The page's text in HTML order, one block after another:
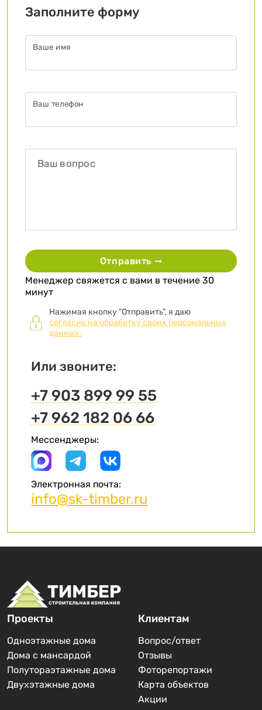
Заполните форму
Ваше имя
Ваш телефон
Отправить ➞
Менеджер свяжется с вами в течение 30
минут
Нажимая кнопку "Отправить", я даю
согласие на обработку своих персональных
данных.
Или звоните:
+7 903 899 99 55
+7 962 182 06 66
Мессенджеры:
Электронная почта:
info@sk-timber.ru
Проекты
Одноэтажные дома
Дома с мансардой
Полутораэтажные дома
Двухэтажные дома
Клиентам
Вопрос/ответ
Отзывы
Фоторепортажи
Карта объектов
Акции